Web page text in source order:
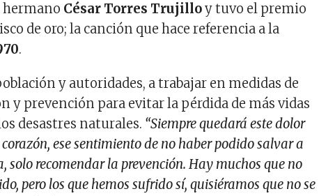
hermano César Torres Trujilloy tuvo el premio
de oro; la canción que hace referencia a la
.
y autoridades, a trabajar en medidas de
y prevención para evitar la pérdida de más vidas
desastres naturales. “Siempre quedará este dolor
ese sentimiento de no haber podido salvar a
solo recomendar la prevención. Hay muchos que no
pero los que hemos sufrido sí, quisiéramos que no se